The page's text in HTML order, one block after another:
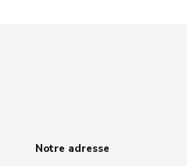
Notre adresse